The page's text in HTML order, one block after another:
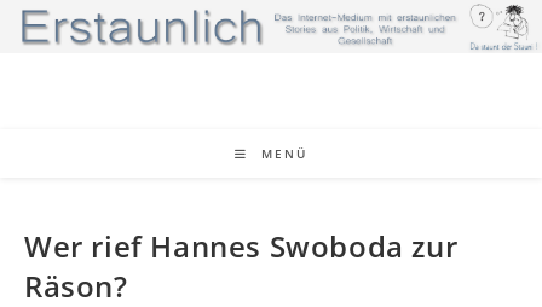
Zum
Inhalt
MENÜ
Wer rief Hannes Swoboda zur
Räson?